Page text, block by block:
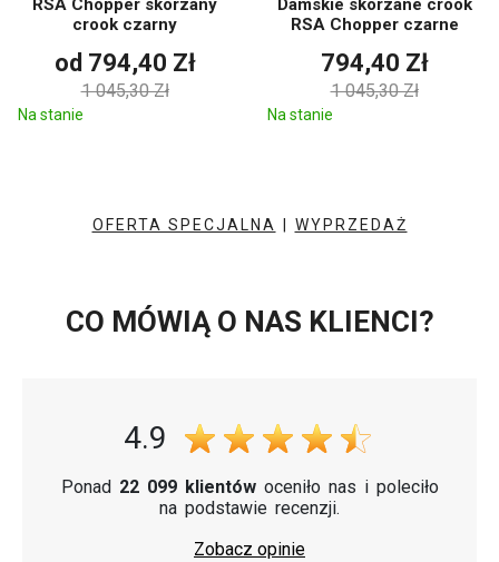
crook czarny
od 794,40 Zł
1 045,30 Zł
Na stanie
RSA Chopper czarne
794,40 Zł
1 045,30 Zł
Na stanie
OFERTA SPECJALNA WYPRZEDAŻ
CO MÓWIĄ O NAS KLIENCI?
4.9
Ponad 22 099 klientówoceniło nas i poleciło
na podstawie recenzji.
Zobacz opinie